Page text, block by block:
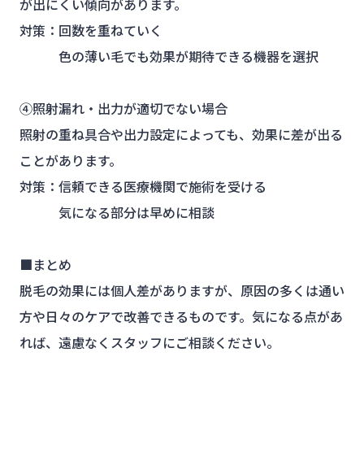
が出にくい傾向があります。
対策：回数を重ねていく
色の薄い毛でも効果が期待できる機器を選択
④照射漏れ・出力が適切でない場合
照射の重ね具合や出力設定によっても、効果に差が出る
ことがあります。
対策：信頼できる医療機関で施術を受ける
気になる部分は早めに相談
■まとめ
脱毛の効果には個人差がありますが、原因の多くは通い
方や日々のケアで改善できるものです。気になる点があ
れば、遠慮なくスタッフにご相談ください。